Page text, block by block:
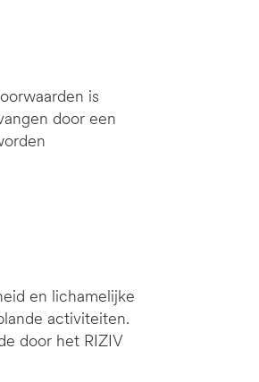
is
door een
en lichamelijke
activiteiten.
door het RIZIV